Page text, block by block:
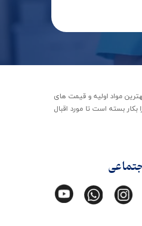
استفاده از بهترین مواد اولیه و قیمت های
بسته است تا مورد اقبال